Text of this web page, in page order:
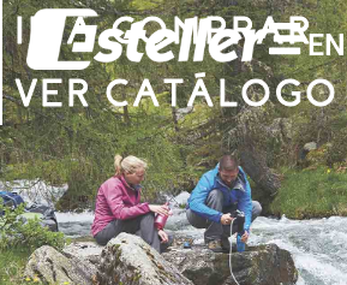
EN
IR A COMPRAR
VER CATÁLOGO